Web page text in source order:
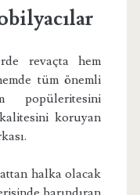
revaçta hem
tüm önemli
koruyan
halka olacak